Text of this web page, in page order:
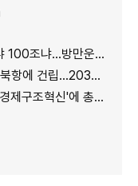
논란 속 산정체계 도마에
건립…2030년 완공
구조혁신'에 총력"